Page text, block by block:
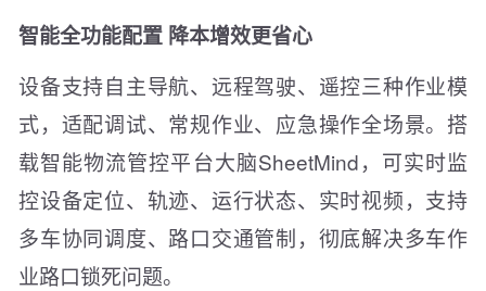
智能全功能配置 降本增效更省心
设备支持自主导航、远程驾驶、遥控三种作业模
式，适配调试、常规作业、应急操作全场景。搭
载智能物流管控平台大脑SheetMind，可实时监
控设备定位、轨迹、运行状态、实时视频，支持
多车协同调度、路口交通管制，彻底解决多车作
业路口锁死问题。